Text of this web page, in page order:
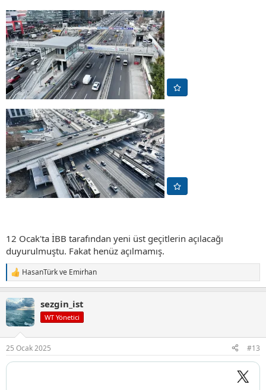
12 Ocak'ta İBB tarafından yeni üst geçitlerin açılacağı
duyurulmuştu. Fakat henüz açılmamış.
T
e
k
i
l
:
HasanTürkve Emirhan
sezgin_ist
WT Yönetici
25 Ocak 2025 #13